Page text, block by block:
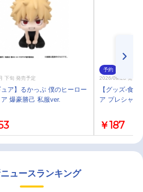
下旬 発売予定
ュア】るかっぷ 僕のヒーロー
爆豪勝己 私服ver.
予約
2026/09/28 発売
【グッズ-食
ア プレシャス
￥187
ュースランキング